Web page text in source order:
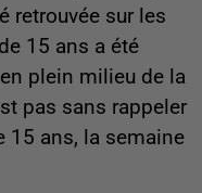
retrouvée sur les
15 ans a été
plein milieu de la
pas sans rappeler
15 ans, la semaine